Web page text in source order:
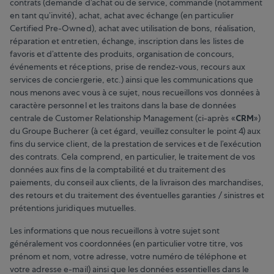
contrats (demande d’achat ou de service, commande (notamment
en tant qu’invité), achat, achat avec échange (en particulier
Certified Pre-Owned), achat avec utilisation de bons, réalisation,
réparation et entretien, échange, inscription dans les listes de
favoris et d’attente des produits, organisation de concours,
événements et réceptions, prise de rendez-vous, recours aux
services de conciergerie, etc.) ainsi que les communications que
nous menons avec vous à ce sujet, nous recueillons vos données à
caractère personnel et les traitons dans la base de données
centrale de Customer Relationship Management (ci-après «CRM»)
du Groupe Bucherer (à cet égard, veuillez consulter le point 4) aux
fins du service client, de la prestation de services et de l’exécution
des contrats. Cela comprend, en particulier, le traitement de vos
données aux fins de la comptabilité et du traitement des
paiements, du conseil aux clients, de la livraison des marchandises,
des retours et du traitement des éventuelles garanties / sinistres et
prétentions juridiques mutuelles.
Les informations que nous recueillons à votre sujet sont
généralement vos coordonnées (en particulier votre titre, vos
prénom et nom, votre adresse, votre numéro de téléphone et
votre adresse e-mail) ainsi que les données essentielles dans le